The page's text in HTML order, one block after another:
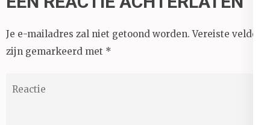
Je e-mailadres zal niet getoond worden. Vereiste velden
zijn gemarkeerd met *